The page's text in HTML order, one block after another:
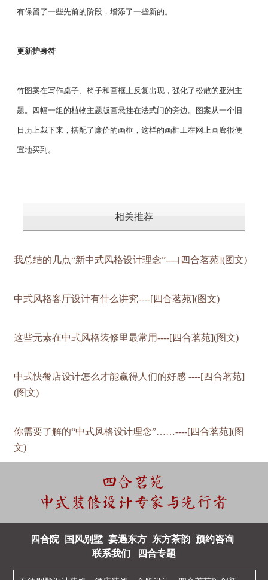
有保留了一些先前的阶段，增添了一些新的。
更新护身符
竹图案在写作桌子、椅子和画框上反复出现，强化了松散的亚洲主
题。四幅一组的植物主题版画悬挂在法式门的旁边。图案从一个旧
日历上裁下来，搭配了廉价的画框，这样的画框工在网上画廊很便
宜地买到。
相关推荐
我总结的几点“新中式风格设计理念”----[四合茗苑](图文)
中式风格客厅设计有什么讲究----[四合茗苑](图文)
这些元素在中式风格装修里最常用----[四合茗苑](图文)
中式快餐店设计怎么才能赢得人们的好感 ----[四合茗苑]
(图文)
你需要了解的“中式风格设计理念”……----[四合茗苑](图
文)
四合院 国风别墅 宴遇东方 东方茶韵 预约咨询
联系我们
四合专题